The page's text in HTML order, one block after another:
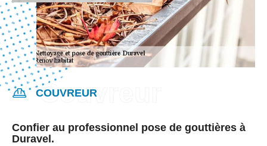
COUVREUR
Confier au professionnel pose de gouttières à
Duravel.